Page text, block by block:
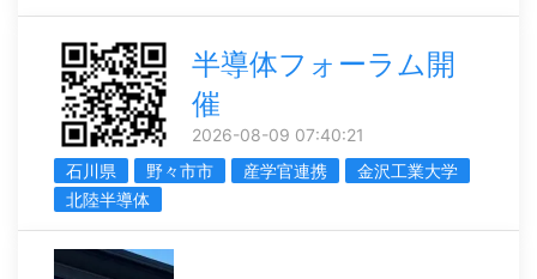
半導体フォーラム開
催
2026-08-09 07:40:21
石川県
野々市市 産学官連携
金沢工業大学
北陸半導体